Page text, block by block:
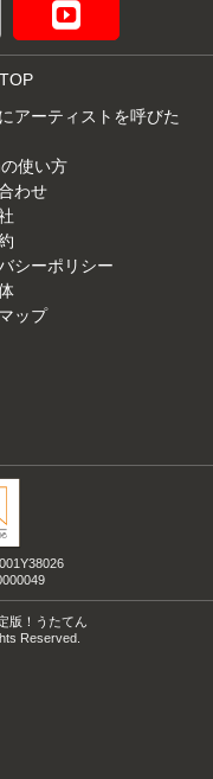
アーティストを呼びた
使い方
わせ
シーポリシー
ップ
版！うたてん
Reserved.